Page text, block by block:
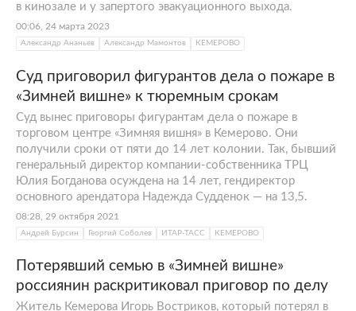
в кинозале и у запертого эвакуационного выхода.
00:06, 24 марта 2023
Александр Ананьев Александр Мамонтов КЕМЕРОВО
Суд приговорил фигурантов дела о пожаре в
«Зимней вишне» к тюремным срокам
Суд вынес приговоры фигурантам дела о пожаре в
торговом центре «Зимняя вишня» в Кемерово. Они
получили сроки от пяти до 14 лет колонии. Так, бывший
генеральный директор компании-собственника ТРЦ
Юлия Богданова осуждена на 14 лет, гендиректор
основного арендатора Надежда Судденок — на 13,5.
08:28, 29 октября 2021
Андрей Бурсин Георгий Соболев ИТАР-ТАСС КЕМЕРОВО
Потерявший семью в «Зимней вишне»
россиянин раскритиковал приговор по делу
Житель Кемерова Игорь Востриков, который потерял в